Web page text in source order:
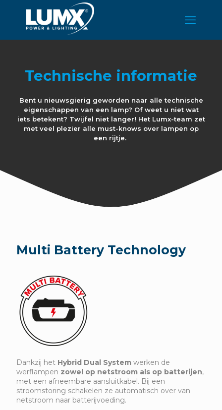
Technische informatie
Bent u nieuwsgierig geworden naar alle technische
eigenschappen van een lamp? Of weet u niet wat
iets betekent? Twijfel niet langer! Het Lumx-team zet
met veel plezier alle must-knows over lampen op
een rijtje.
Multi Battery Technology
Dankzij het Hybrid Dual System werken de
werflampen zowel op netstroom als op batterijen,
met een afneembare aansluitkabel. Bij een
stroomstoring schakelen ze automatisch over van
netstroom naar batterijvoeding.